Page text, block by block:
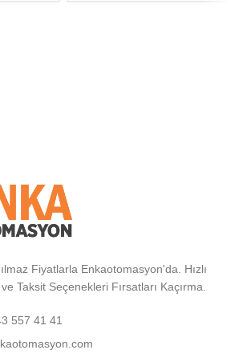
Fiyatlarla Enkaotomasyon'da. Hızlı
Taksit Seçenekleri Fırsatları Kaçırma.
557 41 41